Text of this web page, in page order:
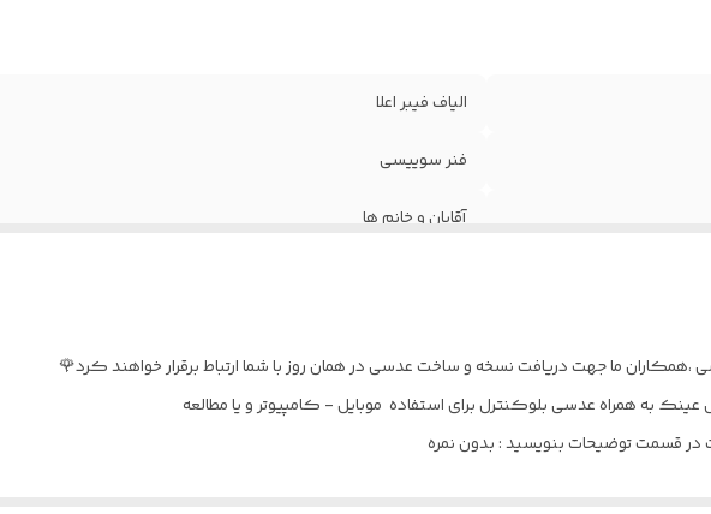
الیاف فیبر اعلا
فنر سوییسی
آقایان و خانم ها
ما جهت دریافت نسخه و ساخت عدسی در همان روز با شما ارتباط برقرار خواهند کرد🌹
به همراه عدسی بلوکنترل برای استفاده موبایل - کامپیوتر و یا مطالعه
قسمت توضیحات بنویسید : بدون نمره